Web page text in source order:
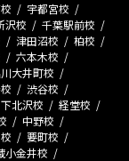
宇都宮校
沢校
千葉駅前校
津田沼校
柏校
六本木校
大井町校
渋谷校
下北沢校
経堂校
中野校
要町校
小金井校